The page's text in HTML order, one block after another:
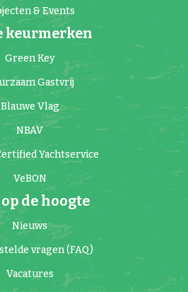
& Events
keurmerken
Green Key
Gastvrij
Blauwe Vlag
NBAV
Yachtservice
VeBON
de hoogte
Nieuws
vragen (FAQ)
Vacatures